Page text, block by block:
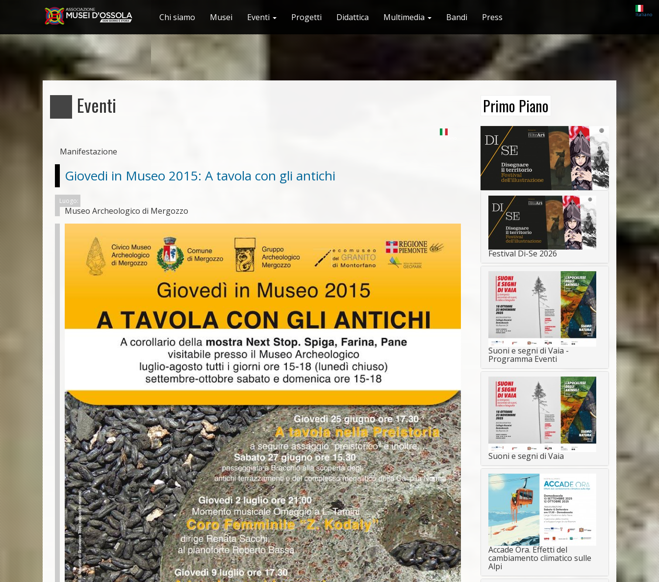
Salta
al
contenuto
Chi siamo Musei Eventi Progetti Didattica Multimedia Bandi Press Italiano
Eventi
Manifestazione
Giovedi in Museo 2015: A tavola con gli antichi
Luogo:
Museo Archeologico di Mergozzo
Primo Piano
Festival Di-Se 2026
Suoni e segni di Vaia -
Programma Eventi
Suoni e segni di Vaia
Accade Ora. Effetti del
cambiamento climatico sulle
Alpi